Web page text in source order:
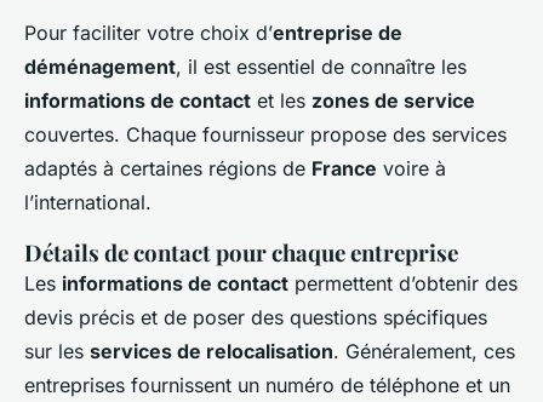
Pour faciliter votre choix d’entreprise de
déménagement, il est essentiel de connaître les
informations de contact et les zones de service
couvertes. Chaque fournisseur propose des services
adaptés à certaines régions de France voire à
l’international.
Détails de contact pour chaque entreprise
Les informations de contact permettent d’obtenir des
devis précis et de poser des questions spécifiques
sur les services de relocalisation. Généralement, ces
entreprises fournissent un numéro de téléphone et un